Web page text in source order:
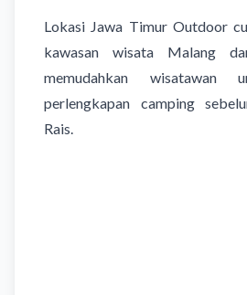
Lokasi Jawa Timur Outdoor
kawasan wisata Malang
memudahkan wisatawan
perlengkapan camping
Rais.